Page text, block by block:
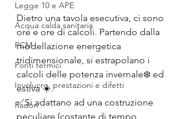
Legge 10 e APE
Acqua calda sanitaria
PCM
Ponti termici
Involucro, prestazioni e difetti
Radon
Dietro una tavola esecutiva, ci sono
ore e ore di calcoli. Partendo dalla
modellazione energetica
tridimensionale, si estrapolano i
calcoli delle potenza invernale❄️ ed
estiva ☀️.
✅Si adattano ad una costruzione
peculiare (costante di tempo